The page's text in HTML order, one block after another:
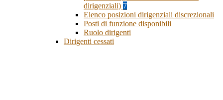
dirigenziali) 7
Elenco posizioni dirigenziali discrezionali
Posti di funzione disponibili
Ruolo dirigenti
Dirigenti cessati